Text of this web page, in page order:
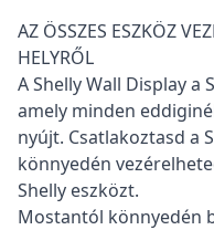
AZ ÖSSZES ESZKÖZ
HELYRŐL
A Shelly Wall Display a
amely minden
nyújt. Csatlakoztasd a
könnyedén
Shelly eszközt.
Mostantól könnyedén